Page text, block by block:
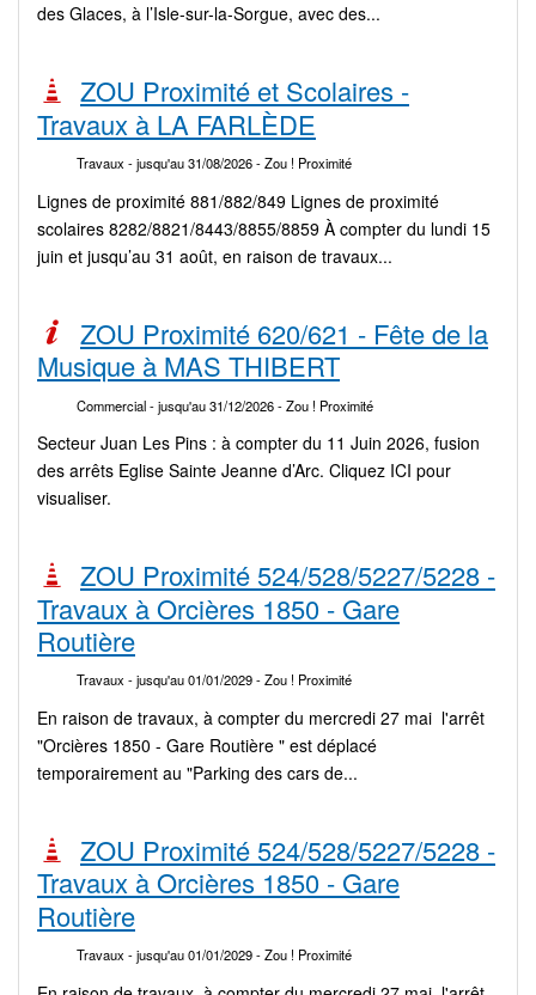
des Glaces, à l’Isle-sur-la-Sorgue, avec des...
ZOU Proximité et Scolaires -
Travaux à LA FARLÈDE
Travaux - jusqu'au 31/08/2026- Zou ! Proximité
Lignes de proximité 881/882/849 Lignes de proximité
scolaires 8282/8821/8443/8855/8859 À compter du lundi 15
juin et jusqu’au 31 août, en raison de travaux...
ZOU Proximité 620/621 - Fête de la
Musique à MAS THIBERT
Commercial- jusqu'au 31/12/2026- Zou ! Proximité
Secteur Juan Les Pins : à compter du 11 Juin 2026, fusion
des arrêts Eglise Sainte Jeanne d’Arc. Cliquez ICI pour
visualiser.
ZOU Proximité 524/528/5227/5228 -
Travaux à Orcières 1850 - Gare
Routière
Travaux - jusqu'au 01/01/2029- Zou ! Proximité
En raison de travaux, à compter du mercredi 27 mai l'arrêt
"Orcières 1850 - Gare Routière " est déplacé
temporairement au "Parking des cars de...
ZOU Proximité 524/528/5227/5228 -
Travaux à Orcières 1850 - Gare
Routière
Travaux - jusqu'au 01/01/2029- Zou ! Proximité